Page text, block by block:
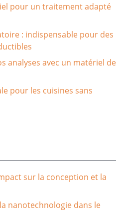
pour un traitement adapté
: indispensable pour des
analyses avec un matériel de
pour les cuisines sans
sur la conception et la
nanotechnologie dans le